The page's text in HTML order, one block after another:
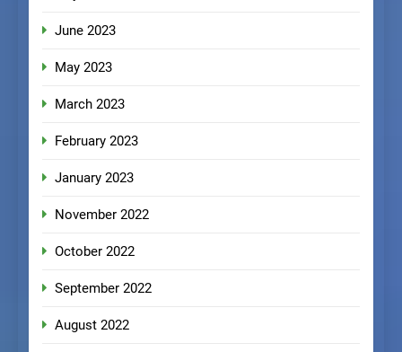
June 2023
May 2023
March 2023
February 2023
January 2023
November 2022
October 2022
September 2022
August 2022